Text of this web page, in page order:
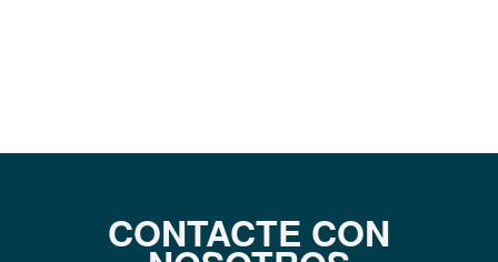
CONTACTE CON